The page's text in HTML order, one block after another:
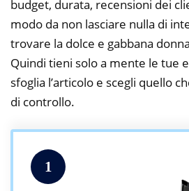
budget, durata, recensioni dei
modo da non lasciare nulla di
trovare la dolce e gabbana
Quindi tieni solo a mente le tue
sfoglia l’articolo e scegli quello
di controllo.
1